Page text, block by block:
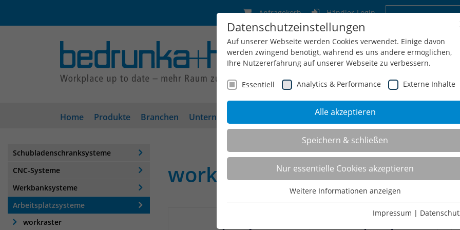
Händler-Login
Anfragekorb
Schweiz
Home Produkte Branchen Unternehmen Konfiguration Shop
Schubladenschranksysteme
CNC-Systeme
Werkbanksysteme
Arbeitsplatzsysteme
workraster
workraster - Der
Datenschutzeinstellungen
Auf unserer Webseite werden Cookies verwendet. Einige davon
werden zwingend benötigt, während es uns andere ermöglichen,
Ihre Nutzererfahrung auf unserer Webseite zu verbessern.
Essentiell Analytics & Performance Externe Inhalte
Alle akzeptieren
Speichern & schließen
Nur essentielle Cookies akzeptieren
Essentielle Cookies werden für grundlegende Funktionen der
Weitere Informationen anzeigen
Impressum |